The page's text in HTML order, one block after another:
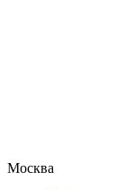
Москва